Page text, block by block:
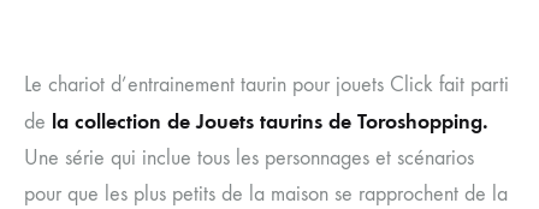
Le chariot d’entrainement taurin pour jouets Click fait parti
de la collection de Jouets taurins de Toroshopping.
Une série qui inclue tous les personnages et scénarios
pour que les plus petits de la maison se rapprochent de la